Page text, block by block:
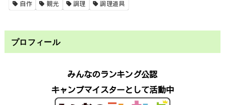
自作 観光 調理 調理道具
プロフィール
みんなのランキング公認
キャンプマイスターとして活動中